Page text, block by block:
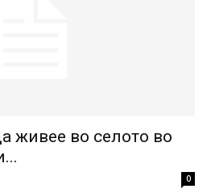
живее во селото во
0